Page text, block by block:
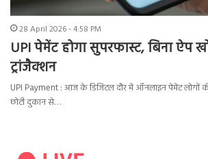
28 April 2026 - 4:58 PM
UPI पेमेंट होगा सुपरफास्ट, बिना ऐप
ट्रांजैक्शन
UPI Payment : आज के डिजिटल दौर में ऑनलाइन पेमेंट लोगों
छोटी दुकान से…